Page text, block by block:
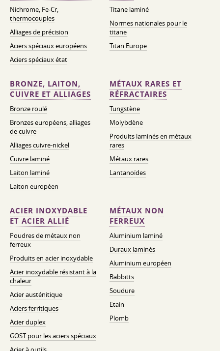
Nichrome, Fe-Cr,
thermocouples
Alliages de précision
Aciers spéciaux européens
Aciers spéciaux état
Titane laminé
Normes nationales pour le
titane
Titan Europe
BRONZE, LAITON,
CUIVRE ET ALLIAGES
Bronze roulé
Bronzes européens, alliages
de cuivre
Alliages cuivre-nickel
Cuivre laminé
Laiton laminé
Laiton européen
MÉTAUX RARES ET
RÉFRACTAIRES
Tungstène
Molybdène
Produits laminés en métaux
rares
Métaux rares
Lantanoïdes
ACIER INOXYDABLE
ET ACIER ALLIÉ
Poudres de métaux non
ferreux
Produits en acier inoxydable
Acier inoxydable résistant à la
chaleur
Acier austénitique
Aciers ferritiques
Acier duplex
GOST pour les aciers spéciaux
MÉTAUX NON
FERREUX
Aluminium laminé
Duraux laminés
Aluminium européen
Babbitts
Soudure
Etain
Plomb